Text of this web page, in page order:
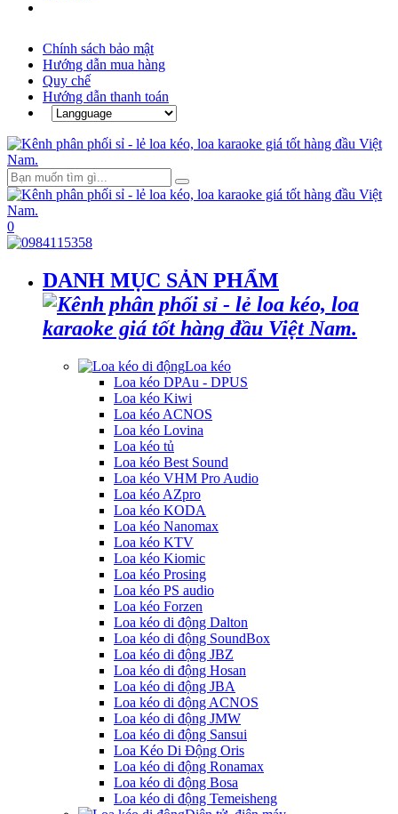
Chính sách bảo mật
Hướng dẫn mua hàng
Quy chế
Hướng dẫn thanh toán
0
DANH MỤC SẢN PHẨM
Loa kéo
Loa kéo DPAu - DPUS
Loa kéo Kiwi
Loa kéo ACNOS
Loa kéo Lovina
Loa kéo tủ
Loa kéo Best Sound
Loa kéo VHM Pro Audio
Loa kéo AZpro
Loa kéo KODA
Loa kéo Nanomax
Loa kéo KTV
Loa kéo Kiomic
Loa kéo Prosing
Loa kéo PS audio
Loa kéo Forzen
Loa kéo di động Dalton
Loa kéo di động SoundBox
Loa kéo di động JBZ
Loa kéo di động Hosan
Loa kéo di động JBA
Loa kéo di động ACNOS
Loa kéo di động JMW
Loa kéo di động Sansui
Loa Kéo Di Động Oris
Loa kéo di động Ronamax
Loa kéo di động Bosa
Loa kéo di động Temeisheng